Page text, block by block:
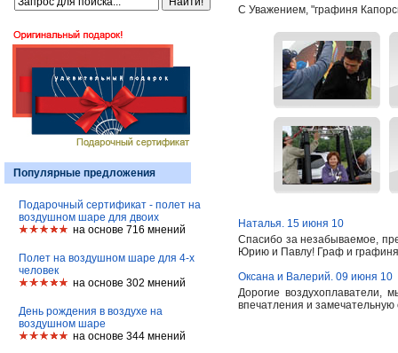
Популярные предложения
Подарочный сертификат - полет на
воздушном шаре для двоих
на основе 716 мнений
Полет на воздушном шаре для 4-х
человек
на основе 302 мнений
День рождения в воздухе на
воздушном шаре
на основе 344 мнений
С Уважением, "графиня
Наталья. 15 июня 10
Спасибо за незабываемое,
Юрию и Павлу! Граф и
Оксана и Валерий. 09 июня 10
Дорогие
впечатления и